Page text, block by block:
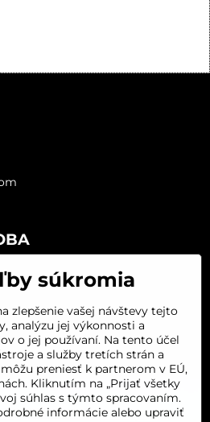
súkromia
zlepšenie vašej návštevy tejto
analýzu jej výkonnosti a
o jej používaní. Na tento účel
a služby tretích strán a
preniesť k partnerom v EÚ,
Kliknutím na „Prijať všetky
súhlas s týmto spracovaním.
informácie alebo upraviť